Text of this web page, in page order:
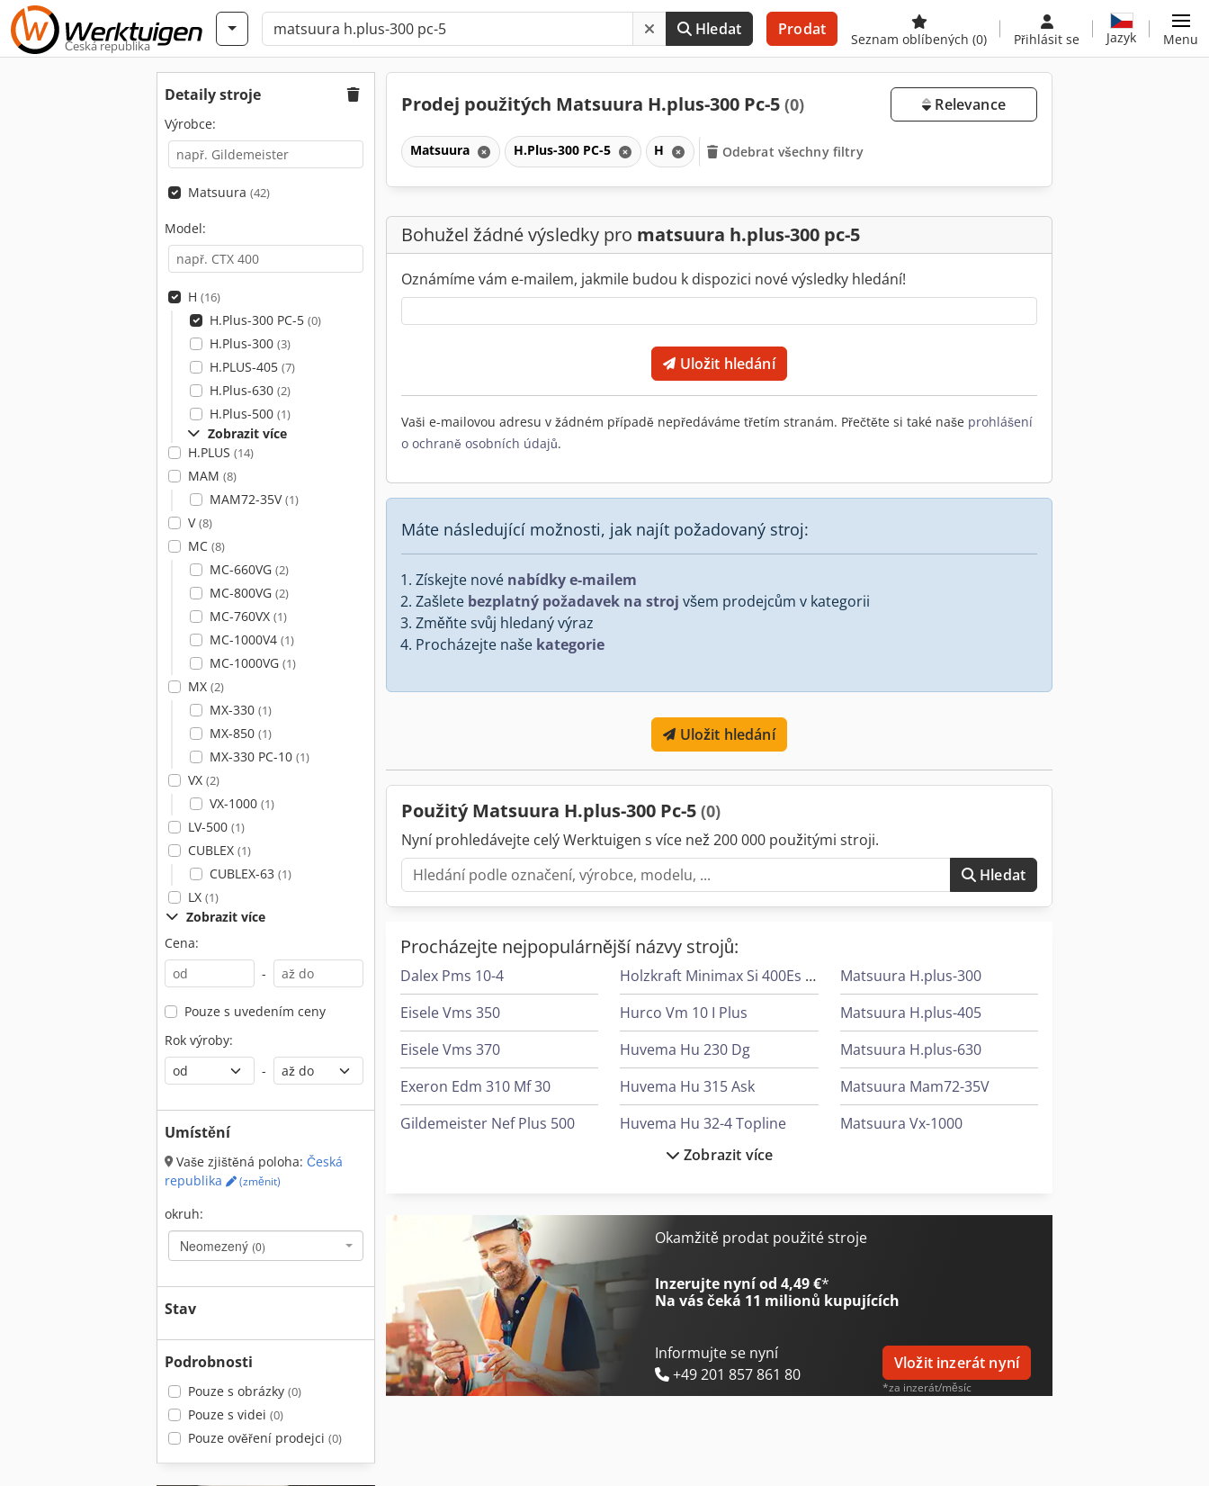
Česká republika
Hledat Prodat
Seznam oblíbených (0) Přihlásit se Jazyk Menu
Detaily stroje
Výrobce:
Matsuura (42)
Model:
H (16)
H.Plus-300 PC-5 (0)
H.Plus-300 (3)
H.PLUS-405 (7)
H.Plus-630 (2)
H.Plus-500 (1)
Zobrazit více
H.PLUS (14)
MAM (8)
MAM72-35V(1)
V(8)
MC (8)
MC-660VG (2)
MC-800VG (2)
MC-760VX (1)
MC-1000V4 (1)
MC-1000VG (1)
MX (2)
MX-330 (1)
MX-850 (1)
MX-330 PC-10 (1)
VX (2)
VX-1000 (1)
LV-500 (1)
CUBLEX (1)
CUBLEX-63 (1)
LX (1)
Zobrazit více
Cena:
-
Pouze s uvedením ceny
Rok výroby:
-
Umístění
Vaše zjištěná poloha: Česká
republika
(změnit)
okruh:
Neomezený (0)
Stav
Podrobnosti
Pouze s obrázky (0)
Pouze s videi (0)
Pouze ověření prodejci (0)
Prodej použitých Matsuura H.plus-300 Pc-5 (0) Relevance
Matsuura H.Plus-300 PC-5 H Odebrat všechny filtry
Bohužel žádné výsledky pro matsuura h.plus-300 pc-5
Oznámíme vám e-mailem, jakmile budou k dispozici nové výsledky hledání!
Uložit hledání
Vaši e-mailovou adresu v žádném případě nepředáváme třetím stranám. Přečtěte si také naše prohlášení
o ochraně osobních údajů.
Máte následující možnosti, jak najít požadovaný stroj:
Získejte nové nabídky e-mailem
Zašlete bezplatný požadavek na stroj všem prodejcům v kategorii
Změňte svůj hledaný výraz
Procházejte naše kategorie
Uložit hledání
Použitý Matsuura H.plus-300 Pc-5 (0)
Nyní prohledávejte celý Werktuigen s více než 200 000 použitými stroji.
Hledat
Procházejte nejpopulárnější názvy strojů:
Dalex Pms 10-4
Eisele Vms 350
Eisele Vms 370
Exeron Edm 310 Mf 30
Gildemeister Nef Plus 500
Holzkraft Hbs 533 S
Holzkraft Hbs 633 S
Holzkraft Minimax Si 400Es 32 M
Hurco Vm 10 I Plus
Huvema Hu 230 Dg
Huvema Hu 315 Ask
Huvema Hu 32-4 Topline
Huvema Hu 370 Psk
Komatsu Hb365Lc-3
Matsuura H.plus-300
Matsuura H.plus-405
Matsuura H.plus-630
Matsuura Mam72-35V
Matsuura Vx-1000
Zobrazit více
Okamžitě prodat použité stroje
Inzerujte nyní od 4,49 €*
Na vás čeká 11 milionů kupujících
Informujte se nyní
+49 201 857 861 80
Vložit inzerát nyní
*za inzerát/měsíc